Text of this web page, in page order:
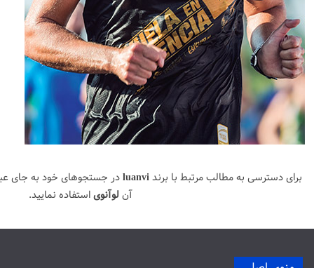
برای دسترسی به مطالب مرتبط با برندluanviدر جستجوهای خود به جای
آن لوآنویاستفاده نمایید.